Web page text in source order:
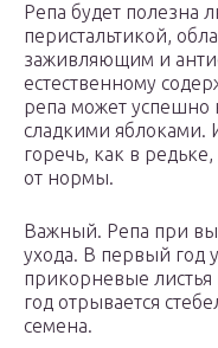
Репа будет
перистальтикой,
заживляющим и
естественному
репа может успешно
сладкими яблоками.
горечь, как в
от нормы.
Важный. Репа при
ухода. В первый год
прикорневые
год отрывается
семена.